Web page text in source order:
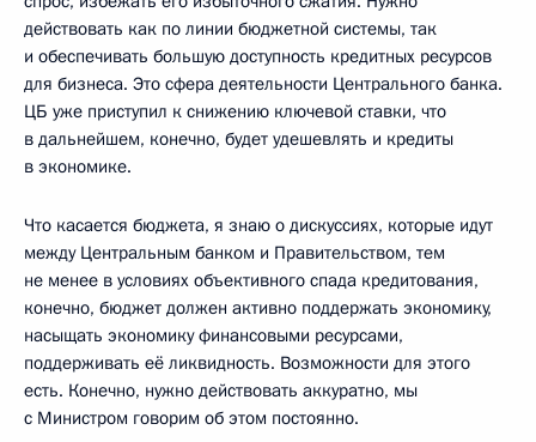
действовать как по линии бюджетной системы, так
и обеспечивать большую доступность кредитных ресурсов
для бизнеса. Это сфера деятельности Центрального банка.
ЦБ уже приступил к снижению ключевой ставки, что
в дальнейшем, конечно, будет удешевлять и кредиты
в экономике.
Что касается бюджета, я знаю о дискуссиях, которые идут
между Центральным банком и Правительством, тем
не менее в условиях объективного спада кредитования,
конечно, бюджет должен активно поддержать экономику,
насыщать экономику финансовыми ресурсами,
поддерживать её ликвидность. Возможности для этого
есть. Конечно, нужно действовать аккуратно, мы
с Министром говорим об этом постоянно.